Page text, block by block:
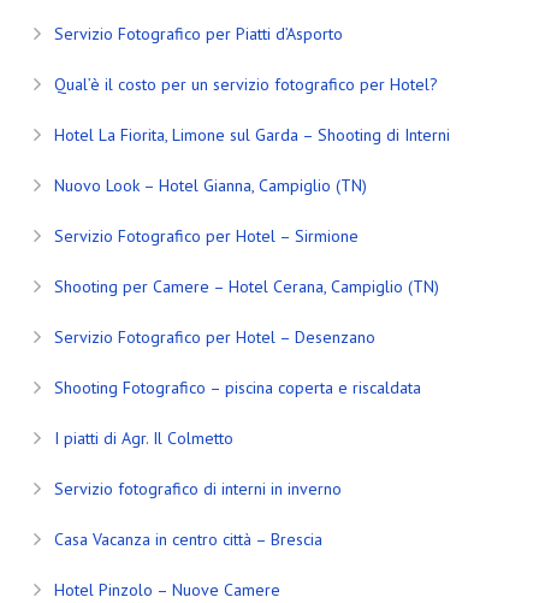
Servizio Fotografico per Piatti d’Asporto
Qual’è il costo per un servizio fotografico per Hotel?
Hotel La Fiorita, Limone sul Garda – Shooting di Interni
Nuovo Look – Hotel Gianna, Campiglio (TN)
Servizio Fotografico per Hotel – Sirmione
Shooting per Camere – Hotel Cerana, Campiglio (TN)
Servizio Fotografico per Hotel – Desenzano
Shooting Fotografico – piscina coperta e riscaldata
I piatti di Agr. Il Colmetto
Servizio fotografico di interni in inverno
Casa Vacanza in centro città – Brescia
Hotel Pinzolo – Nuove Camere